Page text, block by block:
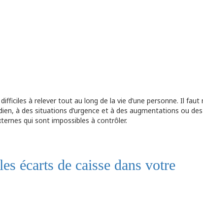
à relever tout au long de la vie d’une personne. Il faut
à des situations d’urgence et à des augmentations ou des
qui sont impossibles à contrôler.
écarts de caisse dans votre